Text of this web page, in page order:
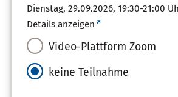
Dienstag, 29.09.2026,19:30-21:00
Details anzeigen
Video-Plattform Zoom
keine Teilnahme